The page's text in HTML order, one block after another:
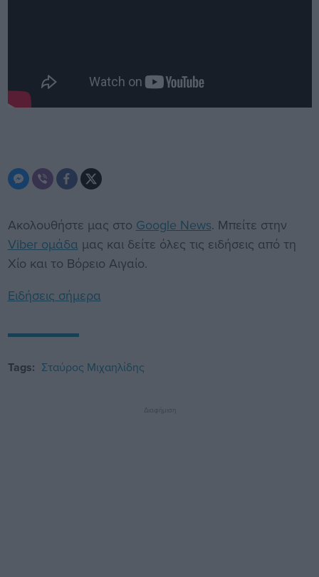
Ακολουθήστε μας στο Google News. Μπείτε στην
Viber ομάδα μας και δείτε όλες τις ειδήσεις από τη
Χίο και το Βόρειο Αιγαίο.
Ειδήσεις σήμερα
Tags: Σταύρος Μιχαηλίδης
Διαφήμιση